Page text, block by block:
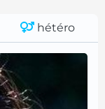
hétéro